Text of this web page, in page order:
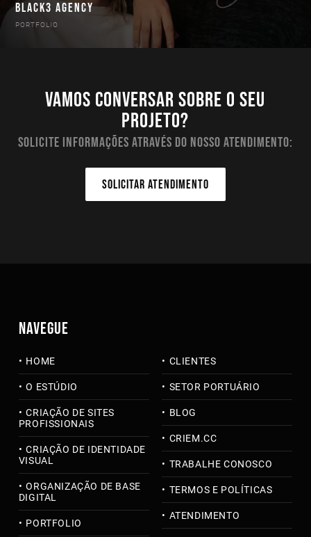
BLACK3 AGENCY
PORTFOLIO
Vamos conversar sobre o seu
projeto?
Solicite informações através do nosso atendimento:
SOLICITAR ATENDIMENTO
NAVEGUE
HOME
O ESTÚDIO
CRIAÇÃO DE SITES
PROFISSIONAIS
CRIAÇÃO DE IDENTIDADE
VISUAL
ORGANIZAÇÃO DE BASE
DIGITAL
PORTFOLIO
CLIENTES
SETOR PORTUÁRIO
BLOG
CRIEM.CC
TRABALHE CONOSCO
TERMOS E POLÍTICAS
ATENDIMENTO